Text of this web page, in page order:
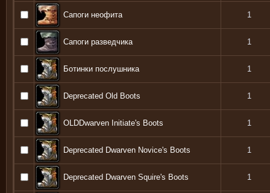
Сапоги неофита 1
Сапоги разведчика 1
Ботинки послушника 1
Deprecated Old Boots 1
OLDDwarven Initiate's Boots 1
Deprecated Dwarven Novice's Boots 1
Deprecated Dwarven Squire's Boots 1